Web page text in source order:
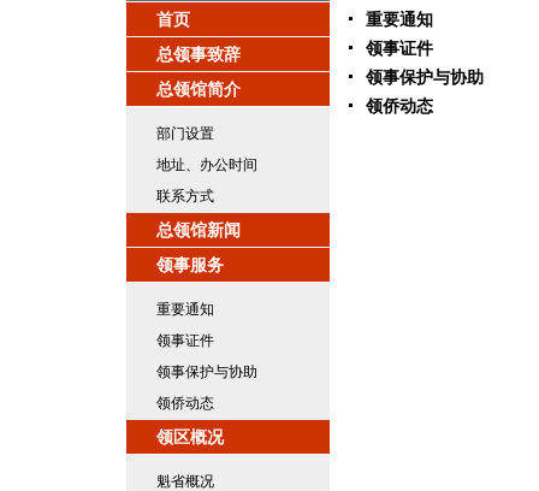
首页
总领事致辞
总领馆简介
部门设置
地址、办公时间
联系方式
总领馆新闻
领事服务
重要通知
领事证件
领事保护与协助
领侨动态
领区概况
魁省概况
重要通知
领事证件
领事保护与协助
领侨动态